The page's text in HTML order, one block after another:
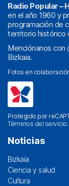
Radio Popular –
en el año 1960 y
programación de
territorio histórico
Menciónanos con
Bizkaia.
Fotos en
Protegido por
Términos del servicio.
Noticias
Bizkaia
Ciencia y salud
Cultura